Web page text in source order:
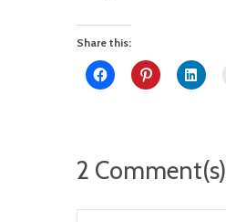
Share this:
2 Comment(s)